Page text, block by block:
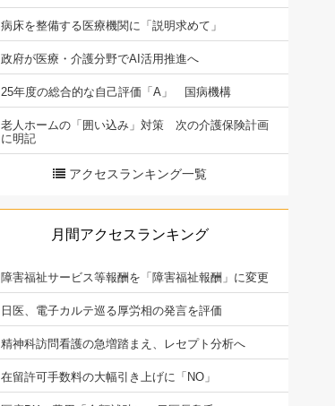
病床を整備する医療機関に「説明求めて」
政府が医療・介護分野でAI活用推進へ
25年度の総合的な自己評価「A」 国病機構
老人ホームの「囲い込み」対策 次の介護保険計画
に明記
アクセスランキング一覧
月間アクセスランキング
障害福祉サービス等報酬を「障害福祉報酬」に変更
日医、電子カルテ巡る厚労相の発言を評価
精神科訪問看護の急増踏まえ、レセプト分析へ
在留許可手数料の大幅引き上げに「NO」